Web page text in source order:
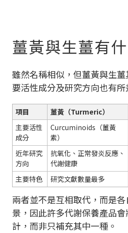
薑黃與生薑有
雖然名稱相似，但薑黃與生
要活性成分及研究方向也有所
項目 薑黃（Turmeric）
主要活性
成分
Curcuminoids（薑黃
素）
近年研究
方向
抗氧化、正常發炎反應、
代謝健康
主要特色
研究文獻數量最多
兩者並不是互相取代，而是
景，因此許多代謝保養產品
計，而非只補充其中一種。